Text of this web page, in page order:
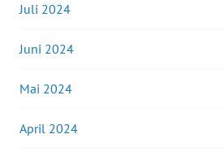
Juli 2024
Juni 2024
Mai 2024
April 2024